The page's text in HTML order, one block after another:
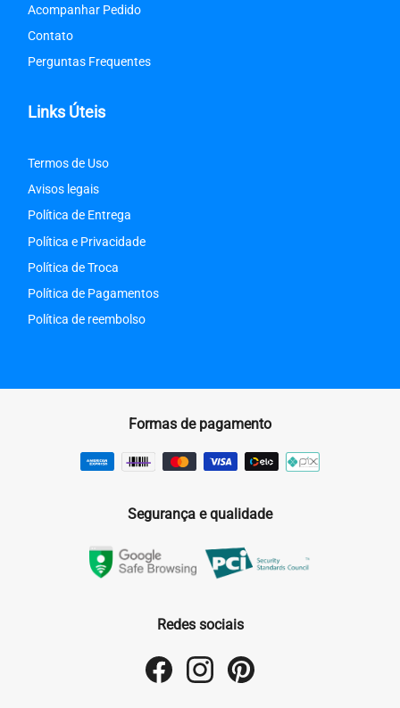
Acompanhar Pedido
Contato
Perguntas Frequentes
Links Úteis
Termos de Uso
Avisos legais
Política de Entrega
Política e Privacidade
Política de Troca
Política de Pagamentos
Política de reembolso
Formas de pagamento
Segurança e qualidade
Redes sociais